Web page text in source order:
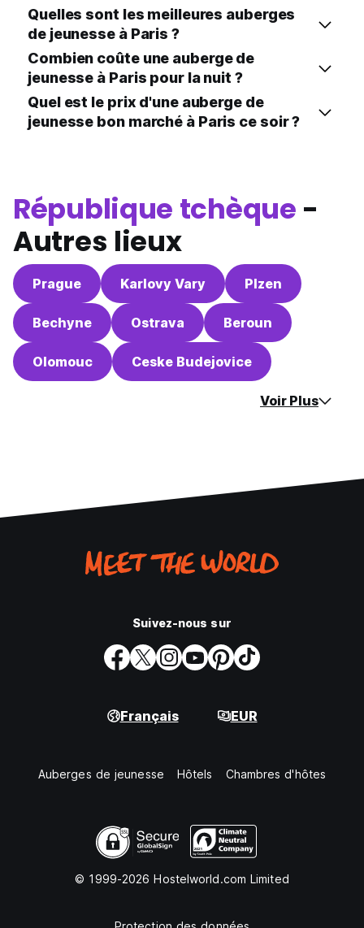
Quelles sont les meilleures auberges
de jeunesse à Paris ?
Combien coûte une auberge de
jeunesse à Paris pour la nuit ?
Quel est le prix d'une auberge de
jeunesse bon marché à Paris ce soir ?
République tchèque -
Autres lieux
Prague Karlovy Vary Plzen
Bechyne Ostrava Beroun
Olomouc Ceske Budejovice
Voir Plus
Suivez-nous sur
Français EUR
Auberges de jeunesse Hôtels Chambres d'hôtes
© 1999-2026 Hostelworld.com Limited